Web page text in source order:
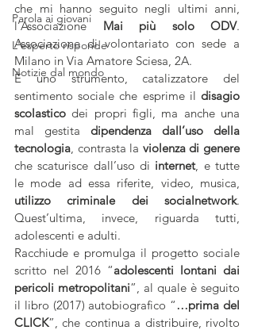
Parola ai giovani
L'esperto risponde
Notizie dal mondo
che mi hanno seguito negli ultimi anni,
l’Associazione Mai più solo ODV.
Associazione di volontariato con sede a
Milano in Via Amatore Sciesa, 2A.
È uno strumento, catalizzatore del
sentimento sociale che esprime il disagio
scolastico dei propri figli, ma anche una
mal gestita dipendenza dall’uso della
tecnologia, contrasta la violenza di genere
che scaturisce dall’uso di internet, e tutte
utilizzo criminale dei socialnetwork.
Quest’ultima, invece, riguarda tutti,
adolescenti e adulti.
Racchiude e promulga il progetto sociale
scritto nel 2016 “adolescenti lontani dai
pericoli metropolitani”, al quale è seguito
il libro (2017) autobiografico “ …prima del
CLICK”, che continua a distribuire, rivolto